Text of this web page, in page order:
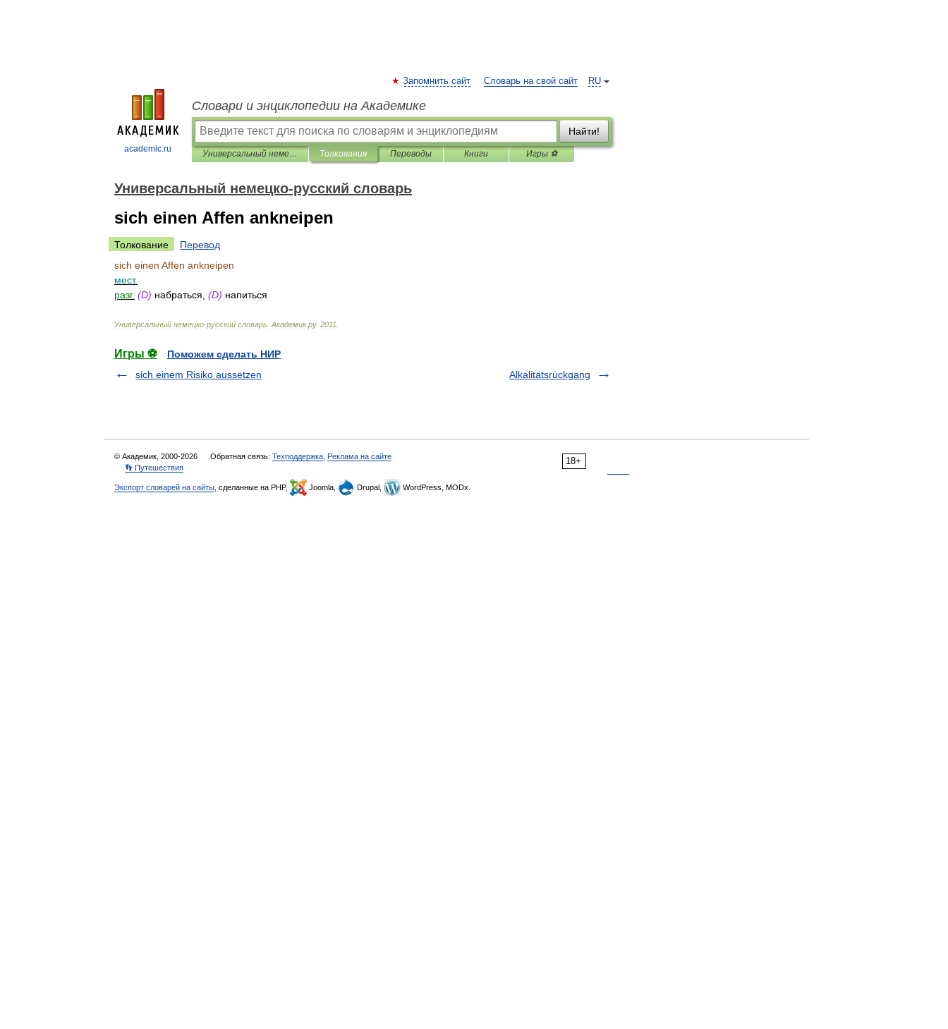
academic.ru
RU
Запомнить сайт Словарь на свой сайт
Словари и энциклопедии на Академике
Найти!
Универсальный немецко-русский словарь Толкования Переводы Книги Игры ⚽
Универсальный немецко-русский словарь
sich einen Affen ankneipen
Толкование
Перевод
sich einen Affen ankneipen
мест.
разг. (D) набраться (D) напиться
Универсальный немецко-русский словарь Академик.ру. 2011
Игры ⚽
Поможем сделать НИР
sich einem Risiko aussetzen
Alkalitätsrückgang
18+
© Академик, 2000-2026 Обратная связь: Техподдержка Реклама на сайте
👣 Путешествия
Экспорт словарей на сайты , сделанные на PHP, Joomla, Drupal, WordPress, MODx.